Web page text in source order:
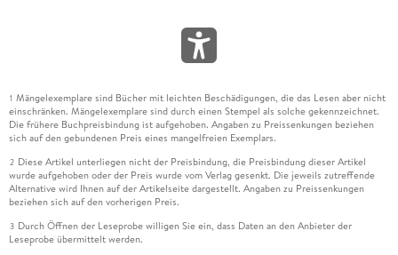
1 Mängelexemplare sind Bücher mit leichten Beschädigungen, die das Lesen aber nicht
einschränken. Mängelexemplare sind durch einen Stempel als solche gekennzeichnet.
Die frühere Buchpreisbindung ist aufgehoben. Angaben zu Preissenkungen beziehen
sich auf den gebundenen Preis eines mangelfreien Exemplars.
2 Diese Artikel unterliegen nicht der Preisbindung, die Preisbindung dieser Artikel
wurde aufgehoben oder der Preis wurde vom Verlag gesenkt. Die jeweils zutreffende
Alternative wird Ihnen auf der Artikelseite dargestellt. Angaben zu Preissenkungen
beziehen sich auf den vorherigen Preis.
3 Durch Öffnen der Leseprobe willigen Sie ein, dass Daten an den Anbieter der
Leseprobe übermittelt werden.